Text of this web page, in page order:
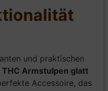
und praktischen
THC Armstulpen glatt
Accessoire, das